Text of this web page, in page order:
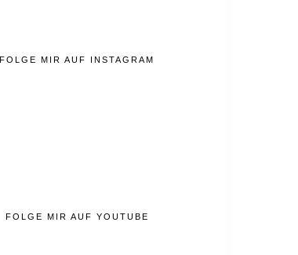
FOLGE MIR AUF INSTAGRAM
FOLGE MIR AUF YOUTUBE